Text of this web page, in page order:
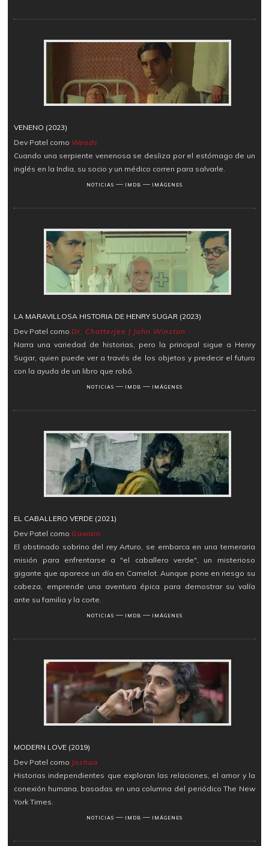
VENENO (2023)
Dev Patel como Woods
Cuando una serpiente venenosa se desliza por el estómago de un
inglés en la India, su socio y un médico corren para salvarle.
NOTICIAS ― IMDB ― IMÁGENES
LA MARAVILLOSA HISTORIA DE HENRY SUGAR (2023)
Dev Patel comoDr. Chatterjee | John Winston
Narra una variedad de historias, pero la principal sigue a Henry
Sugar, quien puede ver a través de los objetos y predecir el futuro
con la ayuda de un libro que robó.
NOTICIAS ― IMDB ― IMÁGENES
EL CABALLERO VERDE (2021)
Dev Patel como Gawain
El obstinado sobrino del rey Arturo, se embarca en una temeraria
misión para enfrentarse a "el caballero verde", un misterioso
gigante que aparece un día en Camelot. Aunque pone en riesgo su
cabeza, emprende una aventura épica para demostrar su valía
ante su familia y la corte.
NOTICIAS ― IMDB ― IMÁGENES
MODERN LOVE (2019)
Dev Patel como Joshua
Historias independientes que exploran las relaciones, el amor y la
conexión humana, basadas en una columna del periódico The New
York Times.
NOTICIAS ― IMDB ― IMÁGENES